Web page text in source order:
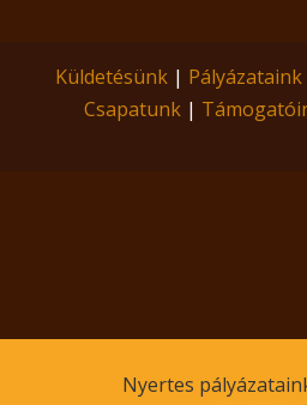
Küldetésünk | Pályázataink
Csapatunk |
Nyertes